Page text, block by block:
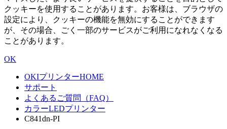
クッキーを使用することがあります。お客様は、ブラウザの
設定により、クッキーの機能を無効にすることができます
が、その場合、ごく一部のサービスがご利用になれなくなる
ことがあります。
OK
OKIプリンターHOME
サポート
よくあるご質問（FAQ）
カラーLEDプリンター
C841dn-PI